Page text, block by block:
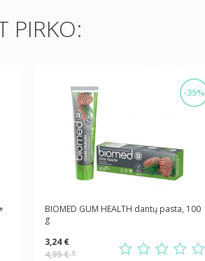
PIRKO:
-35%
BIOMED GUM HEALTH dantų pasta, 100
g
3,24 €
4,99 €*